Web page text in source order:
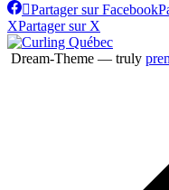
Partager sur Facebook
XPartager sur X
Dream-Theme — truly